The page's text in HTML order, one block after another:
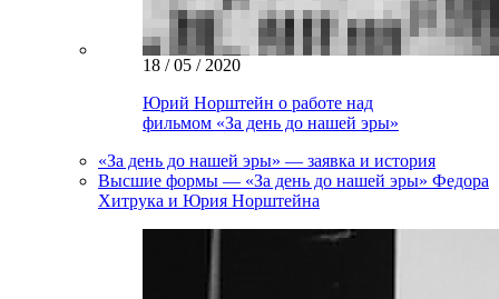
18 / 05 / 2020
Юрий Норштейн о работе над
фильмом «За день до нашей эры»
«За день до нашей эры» — заявка и история
Высшие формы — «За день до нашей эры» Федора
Хитрука и Юрия Норштейна